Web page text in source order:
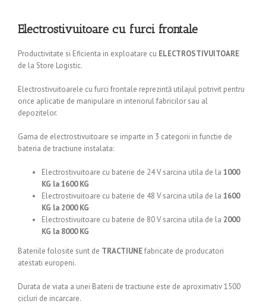
Electrostivuitoare cu furci frontale
Productivitate si Eficienta in exploatare cu ELECTROSTIVUITOARE
de la Store Logistic.
Electrostivuitoarele cu furci frontale reprezintă utilajul potrivit pentru
orice aplicatie de manipulare in interiorul fabricilor sau al
depozitelor.
Gama de electrostivuitoare se imparte in 3 categorii in functie de
bateria de tractiune instalata:
Electrostivuitoare cu baterie de 24 V sarcina utila de la 1000
KG la 1600 KG
Electrostivuitoare cu baterie de 48 V sarcina utila de la 1600
KG la 2000 KG
Electrostivuitoare cu baterie de 80 V sarcina utila de la 2000
KG la 8000 KG
Bateriile folosite sunt de TRACTIUNEfabricate de producatori
atestati europeni.
Durata de viata a unei Baterii de tractiune este de aproximativ 1500
cicluri de incarcare.